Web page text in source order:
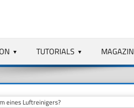
TUTORIALS MAGAZIN
eines Luftreinigers?